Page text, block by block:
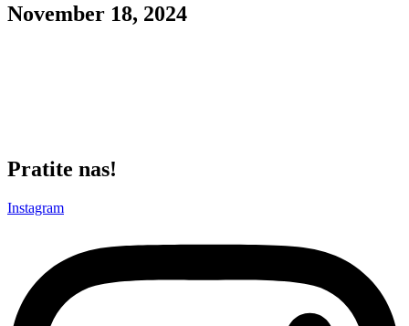
November 18, 2024
Pratite nas!
Instagram